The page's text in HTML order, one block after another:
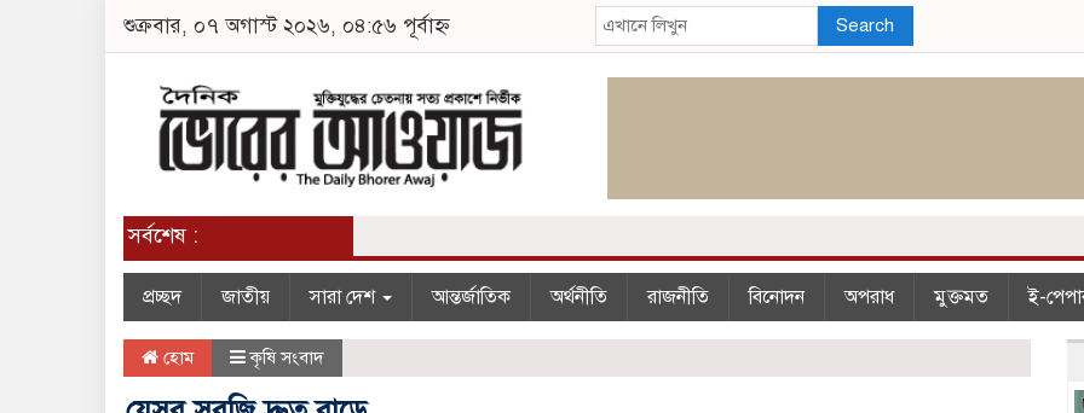
শুক্রবার, ০৭ অগাস্ট ২০২৬, ০৪:৫৬ পূর্বাহ্ন Search
সর্বশেষ :
প্রচ্ছদ জাতীয় সারা দেশ আন্তর্জাতিক অর্থনীতি রাজনীতি বিনোদন অপরাধ মুক্তমত ই-
হোম কৃষি সংবাদ